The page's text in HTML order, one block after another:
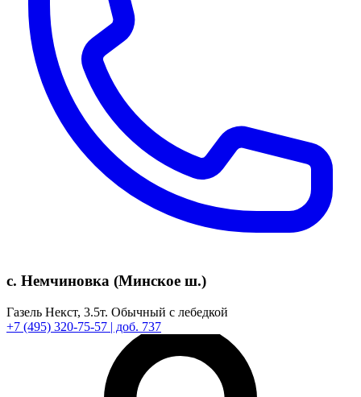
с. Немчиновка (Минское ш.)
Газель Некст, 3.5т. Обычный с лебедкой
+7 (495) 320-75-57 | доб. 737